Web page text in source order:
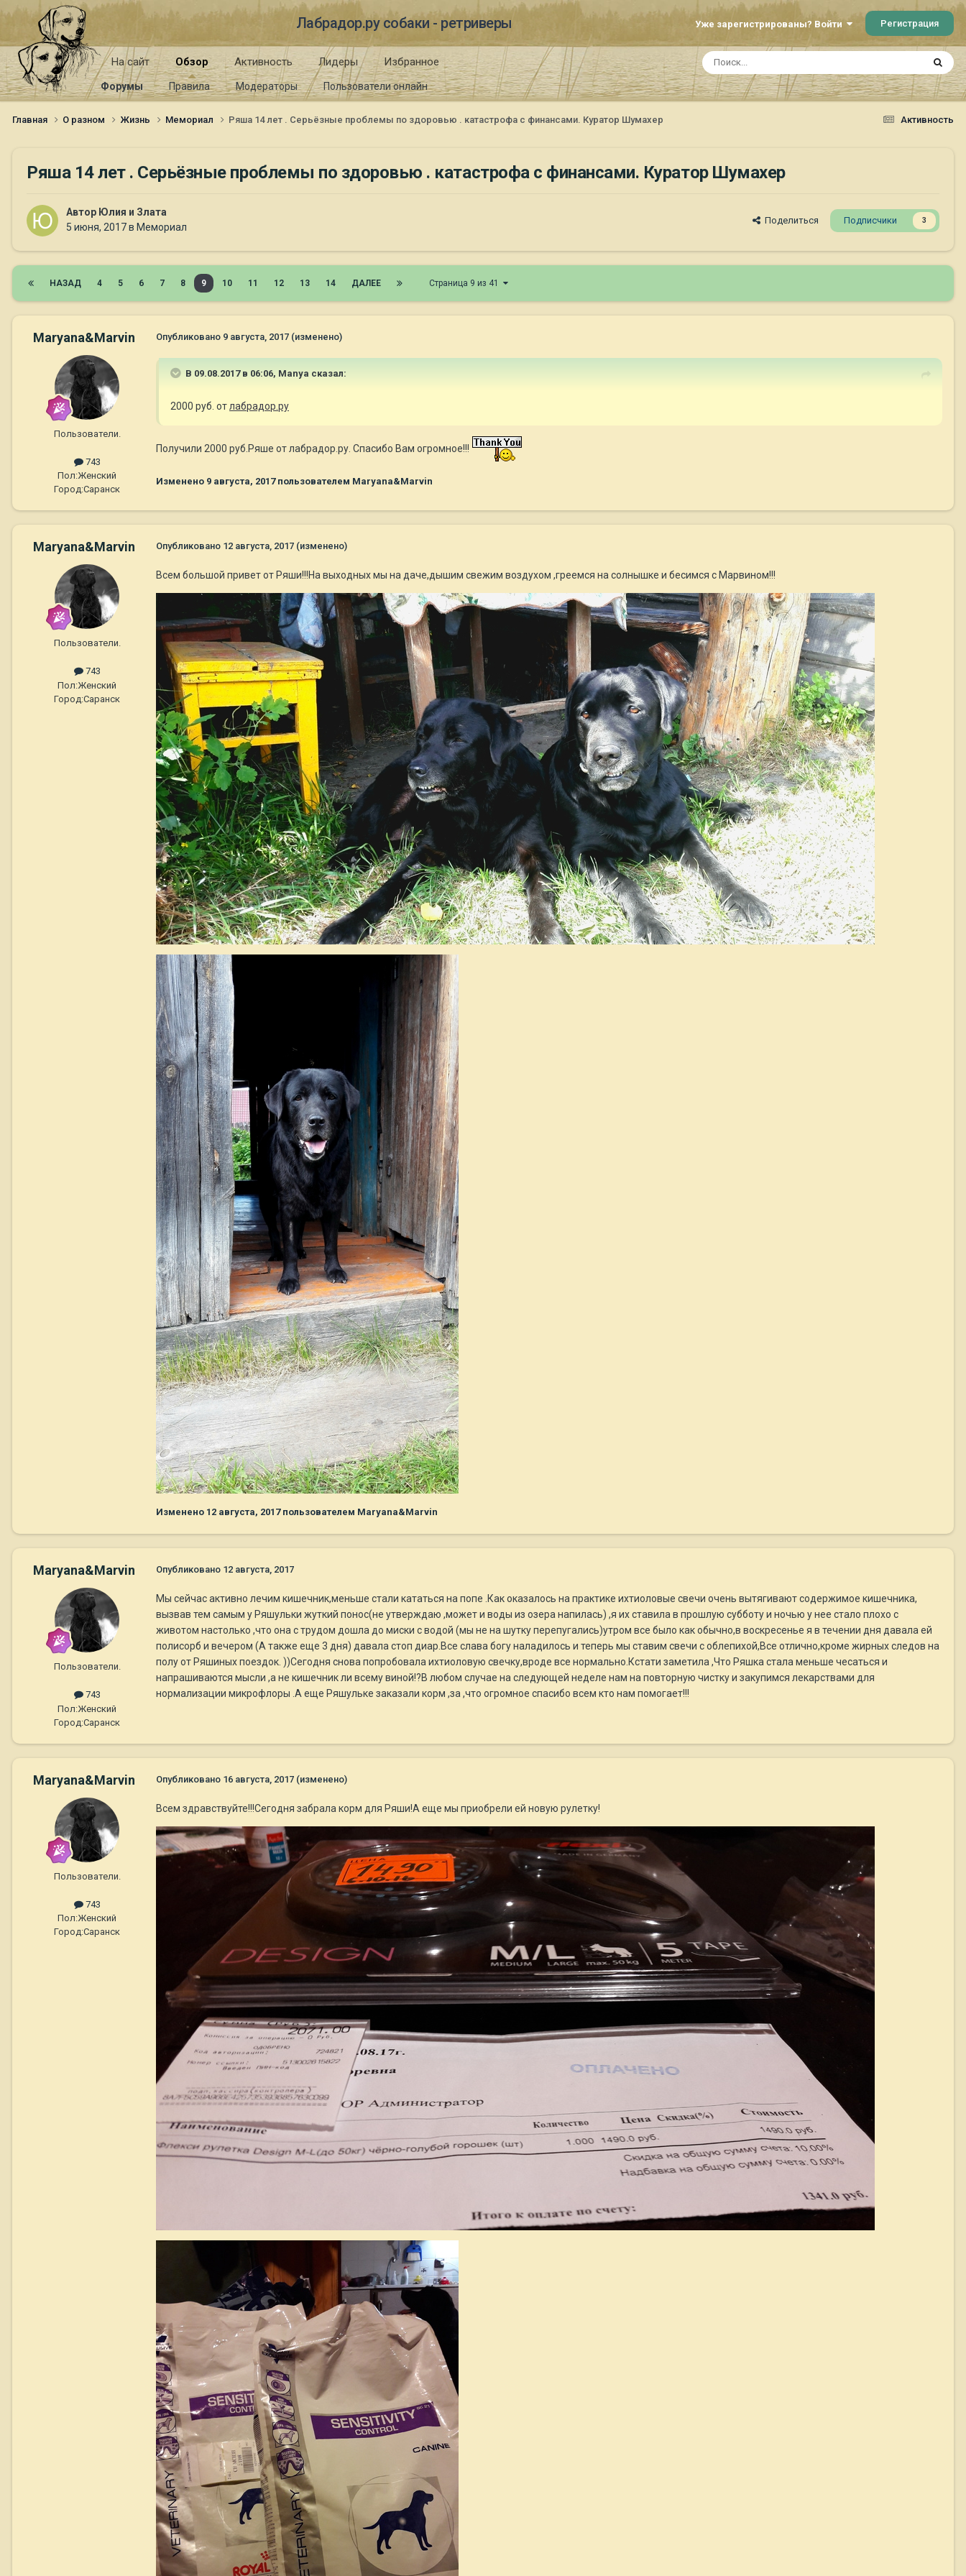
Лабрадор.ру собаки - ретриверы Уже зарегистрированы? Войти Регистрация
На сайт Обзор
Форумы Правила Модераторы Пользователи онлайн
Активность Лидеры Избранное
Активность
Главная О разном Жизнь Мемориал Ряша 14 лет . Серьёзные проблемы по здоровью . катастрофа с финансами. Куратор Шумахер
Ряша 14 лет . Серьёзные проблемы по здоровью . катастрофа с финансами. Куратор Шумахер
Автор Юлия и Злата
5 июня, 2017в Мемориал
Поделиться Подписчики 3
НАЗАД 4 5 6 7 8 9 10 11 12 13 14 ДАЛЕЕ Страница 9 из 41
Maryana&Marvin
Пользователи.
743
Пол:Женский
Город:Саранск
Опубликовано 9 августа, 2017 (изменено)
В 09.08.2017 в 06:06, Manya сказал:
2000 руб. отлабрадор.ру
Получили 2000 руб.Ряше от лабрадор.ру. Спасибо Вам огромное!!!
Изменено 9 августа, 2017пользователем Maryana&Marvin
Maryana&Marvin
Пользователи.
743
Пол:Женский
Город:Саранск
Опубликовано 12 августа, 2017 (изменено)
Всем большой привет от Ряши!!!На выходных мы на даче,дышим свежим воздухом ,греемся на солнышке и бесимся с Марвином!!!
Изменено 12 августа, 2017пользователем Maryana&Marvin
Maryana&Marvin
Пользователи.
743
Пол:Женский
Город:Саранск
Опубликовано 12 августа, 2017
Мы сейчас активно лечим кишечник,меньше стали кататься на попе .Как оказалось на практике ихтиоловые свечи очень вытягивают содержимое кишечника,
вызвав тем самым у Ряшульки жуткий понос(не утверждаю ,может и воды из озера напилась) ,я их ставила в прошлую субботу и ночью у нее стало плохо с
животом настолько ,что она с трудом дошла до миски с водой (мы не на шутку перепугались)утром все было как обычно,в воскресенье я в течении дня давала ей
полисорб и вечером (А также еще 3 дня) давала стоп диар.Все слава богу наладилось и теперь мы ставим свечи с облепихой,Все отлично,кроме жирных следов на
полу от Ряшиных поездок. ))Сегодня снова попробовала ихтиоловую свечку,вроде все нормально.Кстати заметила ,Что Ряшка стала меньше чесаться и
напрашиваются мысли ,а не кишечник ли всему виной!?В любом случае на следующей неделе нам на повторную чистку и закупимся лекарствами для
нормализации микрофлоры .А еще Ряшульке заказали корм ,за ,что огромное спасибо всем кто нам помогает!!!
Maryana&Marvin
Пользователи.
743
Пол:Женский
Город:Саранск
Опубликовано 16 августа, 2017 (изменено)
Всем здравствуйте!!!Сегодня забрала корм для Ряши!А еще мы приобрели ей новую рулетку!